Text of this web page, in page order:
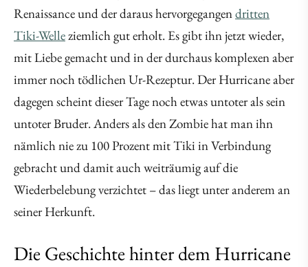
Renaissance und der daraus hervorgegangendritten
Tiki-Welleziemlich gut erholt. Es gibt ihn jetzt wieder,
mit Liebe gemacht und in der durchaus komplexen aber
immer noch tödlichen Ur-Rezeptur. Der Hurricane aber
dagegen scheint dieser Tage noch etwas untoter als sein
untoter Bruder. Anders als den Zombie hat man ihn
nämlich nie zu 100 Prozent mit Tiki in Verbindung
gebracht und damit auch weiträumig auf die
Wiederbelebung verzichtet – das liegt unter anderem an
seiner Herkunft.
Die Geschichte hinter dem Hurricane